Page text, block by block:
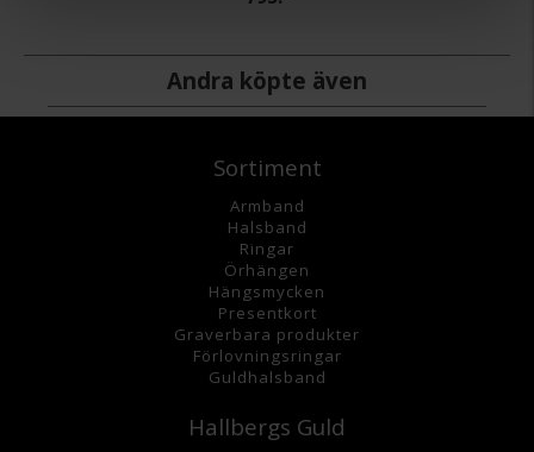
Andra köpte även
Sortiment
Armband
Halsband
Ringar
Örhängen
Hängsmycken
Presentkort
Graverbara produkter
Förlovningsringar
Guldhalsband
Hallbergs Guld